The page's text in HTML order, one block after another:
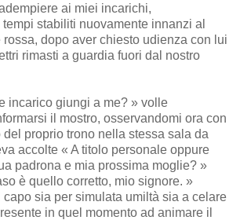
ai miei incarichi,
stabiliti nuovamente innanzi al
dopo aver chiesto udienza con lui
rimasti a guardia fuori dal nostro
incarico giungi a me? » volle
il mostro, osservandomi ora con
proprio trono nella stessa sala da
accolte « A titolo personale oppure
padrona e mia prossima moglie? »
è quello corretto, mio signore. »
sia per simulata umiltà sia a celare
in quel momento ad animare il